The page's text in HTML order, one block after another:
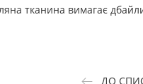
тканина вимагає
ДО